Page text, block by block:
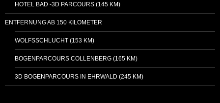
HOTEL BAD -3D PARCOURS (145 KM)
ENTFERNUNG AB 150 KILOMETER
WOLFSSCHLUCHT (153 KM)
BOGENPARCOURS COLLENBERG (165 KM)
3D BOGENPARCOURS IN EHRWALD (245 KM)